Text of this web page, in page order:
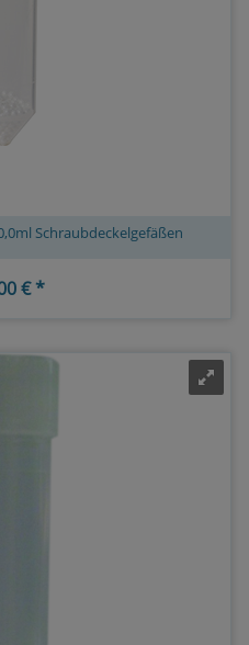
Schraubdeckelgefäßen
€ *